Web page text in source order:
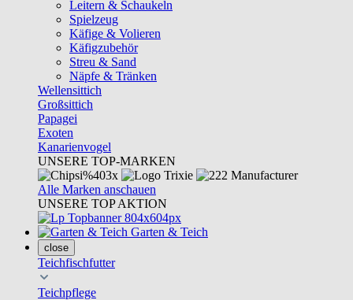
Leitern & Schaukeln
Spielzeug
Käfige & Volieren
Käfigzubehör
Streu & Sand
Näpfe & Tränken
Wellensittich
Großsittich
Papagei
Exoten
Kanarienvogel
UNSERE TOP-MARKEN
Alle Marken anschauen
UNSERE TOP AKTION
Garten & Teich
close
Teichfischfutter
Teichpflege